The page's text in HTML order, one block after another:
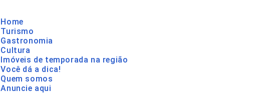
Home
Turismo
Gastronomia
Cultura
Imóveis de temporada na região
Você dá a dica!
Quem somos
Anuncie aqui